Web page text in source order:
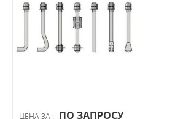
ЦЕНА ЗА : ПО ЗАПРОСУ